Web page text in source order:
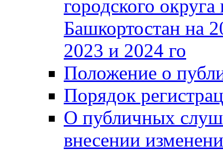
городского
Башкортостан на
2023 и 2024 го
Положение о
Порядок
О публичных
внесении